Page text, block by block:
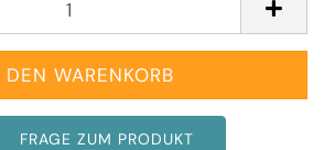
FRAGE ZUM PRODUKT